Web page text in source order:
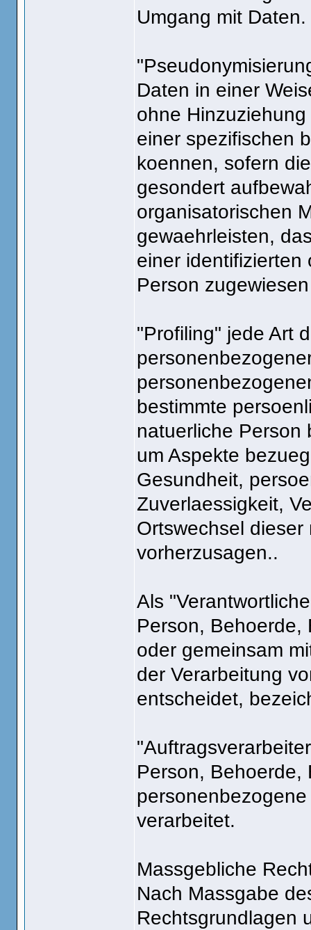
Umgang mit Daten.
Daten in einer
ohne
einer spezifischen
koennen, sofern
gesondert
organisatorischen
gewaehrleisten,
einer identifizierten
Person
"Profiling" jede Art
bestimmte
natuerliche Person
um Aspekte
Gesundheit,
Zuverlaessigkeit,
Ortswechsel
vorherzusagen..
Als
Person, Behoerde,
oder gemeinsam
der Verarbeitung
entscheidet,
Person, Behoerde,
verarbeitet.
Massgebliche
Nach Massgabe
Rechtsgrundlagen